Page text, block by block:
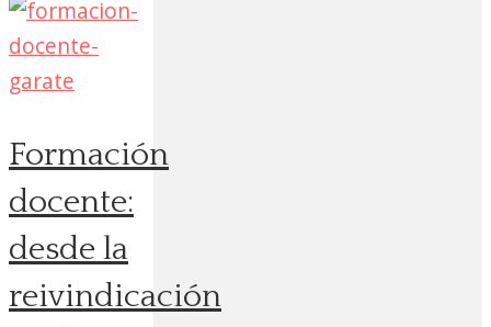
Formación
docente:
desde la
reivindicación